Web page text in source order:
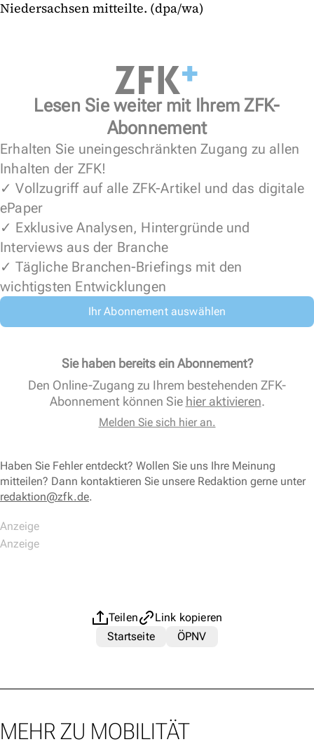
Niedersachsen mitteilte. (dpa/wa)
Lesen Sie weiter mit Ihrem ZFK-
Abonnement
Erhalten Sie uneingeschränkten Zugang zu allen
Inhalten der ZFK!
✓ Vollzugriff auf alle ZFK-Artikel und das digitale
ePaper
✓ Exklusive Analysen, Hintergründe und
Interviews aus der Branche
✓ Tägliche Branchen-Briefings mit den
wichtigsten Entwicklungen
Ihr Abonnement auswählen
Sie haben bereits ein Abonnement?
Den Online-Zugang zu Ihrem bestehenden ZFK-
Abonnement können Sie hier aktivieren.
Melden Sie sich hier an.
Haben Sie Fehler entdeckt? Wollen Sie uns Ihre Meinung
mitteilen? Dann kontaktieren Sie unsere Redaktion gerne unter
redaktion@zfk.de.
Teilen
Link kopieren
Startseite
ÖPNV
MEHR ZU MOBILITÄT